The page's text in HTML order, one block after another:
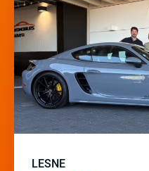
LESNE